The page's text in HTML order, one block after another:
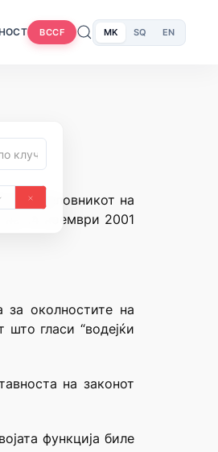
BCCF MK SQ EN
1 од Деловникот на
на 14 ноември 2001
околностите на
гласи “водејќи
на законот
функција биле